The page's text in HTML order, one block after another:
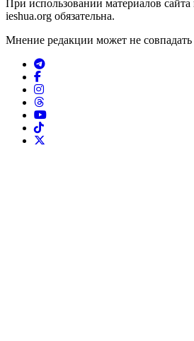
При использовании материалов сайта
ieshua.org обязательна.
Мнение редакции может не